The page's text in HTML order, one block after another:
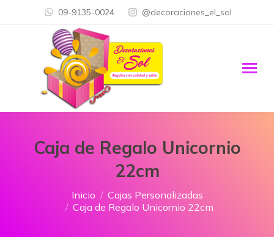
09-9135-0024 @decoraciones_el_sol
Caja de Regalo Unicornio
22cm
Inicio
Cajas Personalizadas
Caja de Regalo Unicornio 22cm